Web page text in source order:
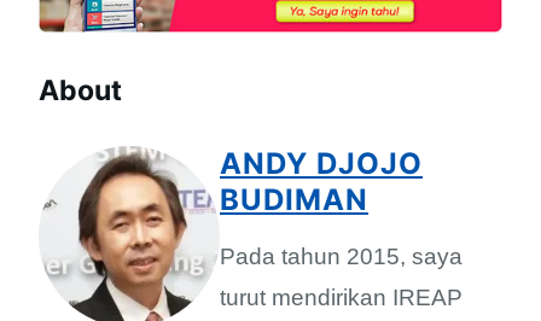
About
ANDY DJOJO
BUDIMAN
Pada tahun 2015, saya
turut mendirikan IREAP